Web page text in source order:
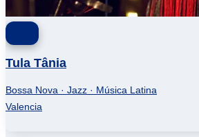
Tula Tânia
Bossa Nova · Jazz · Música Latina
Valencia